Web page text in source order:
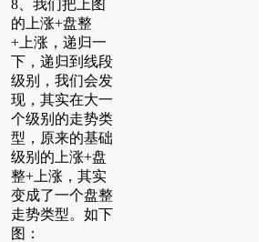
8、我们把上图
的上涨+盘整
+上涨，递归一
下，递归到线段
级别，我们会发
现，其实在大一
个级别的走势类
型，原来的基础
级别的上涨+盘
整+上涨，其实
变成了一个盘整
走势类型。如下
图：